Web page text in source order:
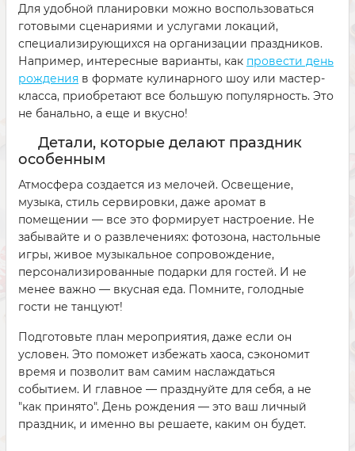
Для удобной планировки можно воспользоваться
готовыми сценариями и услугами локаций,
специализирующихся на организации праздников.
Например, интересные варианты, как провести день
рождения в формате кулинарного шоу или мастер-
класса, приобретают все большую популярность. Это
не банально, а еще и вкусно!
Детали, которые делают праздник
особенным
Атмосфера создается из мелочей. Освещение,
музыка, стиль сервировки, даже аромат в
помещении — все это формирует настроение. Не
забывайте и о развлечениях: фотозона, настольные
игры, живое музыкальное сопровождение,
персонализированные подарки для гостей. И не
менее важно — вкусная еда. Помните, голодные
гости не танцуют!
Подготовьте план мероприятия, даже если он
условен. Это поможет избежать хаоса, сэкономит
время и позволит вам самим наслаждаться
событием. И главное — празднуйте для себя, а не
"как принято". День рождения — это ваш личный
праздник, и именно вы решаете, каким он будет.